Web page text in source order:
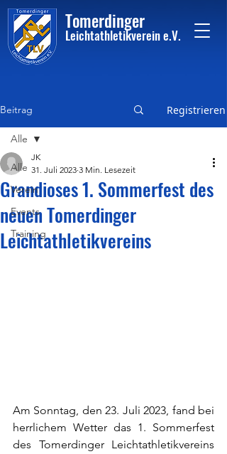
Tomerdinger
Leichtathletikvereine.V.
Beitrag Registrieren
Alle
Verein
Events
Training
Alle
Grandioses 1. Sommerfest des
neuen Tomerdinger
Leichtathletikvereins
JK
31. Juli 2023 3 Min. Lesezeit
Am Sonntag, den 23. Juli 2023, fand bei
herrlichem Wetter das 1. Sommerfest
des Tomerdinger Leichtathletikvereins